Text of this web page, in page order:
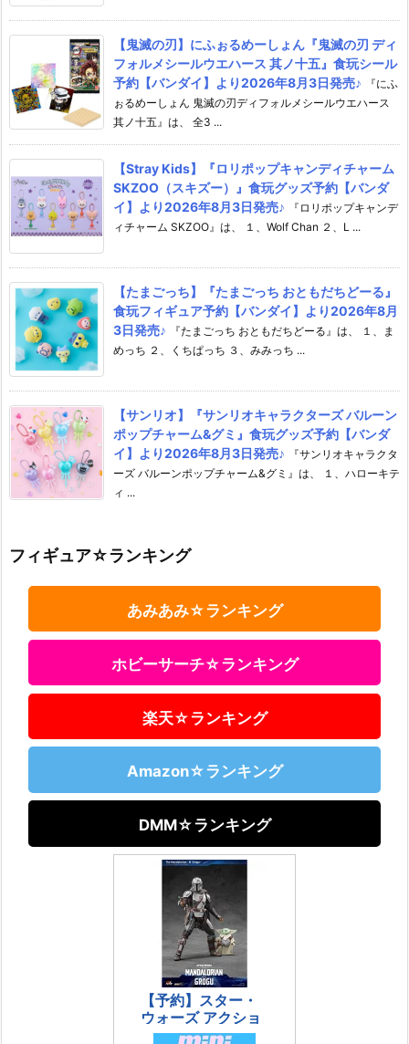
【鬼滅の刃】にふぉるめーしょん『鬼滅の刃 ディ
フォルメシールウエハース 其ノ十五』食玩シール
予約【バンダイ】より2026年8月3日発売♪
『にふ
ぉるめーしょん 鬼滅の刃ディフォルメシールウエハース
其ノ十五』は、 全3 ...
【Stray Kids】『ロリポップキャンディチャーム
SKZOO（スキズー）』食玩グッズ予約【バンダ
イ】より2026年8月3日発売♪
『ロリポップキャンデ
ィチャーム SKZOO』は、 １、Wolf Chan ２、L ...
【たまごっち】『たまごっち おともだちどーる』
食玩フィギュア予約【バンダイ】より2026年8月
3日発売♪
『たまごっち おともだちどーる』は、 １、ま
めっち ２、くちぱっち ３、みみっち ...
【サンリオ】『サンリオキャラクターズ バルーン
ポップチャーム&グミ』食玩グッズ予約【バンダ
イ】より2026年8月3日発売♪
『サンリオキャラクタ
ーズ バルーンポップチャーム&グミ』は、 １、ハローキテ
ィ ...
フィギュア☆ランキング
あみあみ☆ランキング
ホビーサーチ☆ランキング
楽天☆ランキング
Amazon☆ランキング
DMM☆ランキング